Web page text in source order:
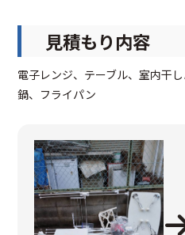
見積もり内容
電子レンジ、テーブル、室内干
鍋、フライパン